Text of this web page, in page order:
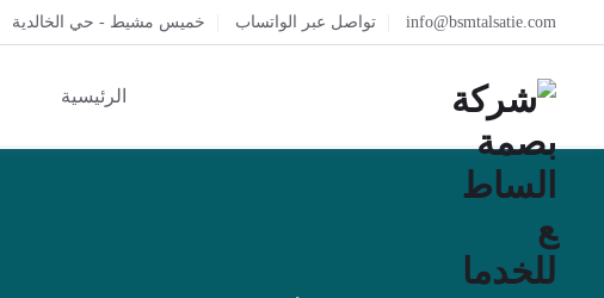
info@bsmtalsatie.com تواصل عبر الواتساب خميس مشيط - حي الخالدية
الرئيسية